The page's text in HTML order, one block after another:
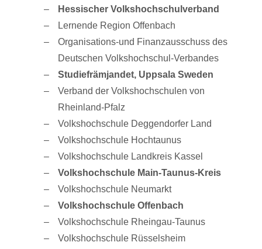
Hessischer Volkshochschulverband
Lernende Region Offenbach
Organisations-und Finanzausschuss des
Deutschen Volkshochschul-Verbandes
Studiefrämjandet, Uppsala Sweden
Verband der Volkshochschulen von
Rheinland-Pfalz
Volkshochschule Deggendorfer Land
Volkshochschule Hochtaunus
Volkshochschule Landkreis Kassel
Volkshochschule Main-Taunus-Kreis
Volkshochschule Neumarkt
Volkshochschule Offenbach
Volkshochschule Rheingau-Taunus
Volkshochschule Rüsselsheim